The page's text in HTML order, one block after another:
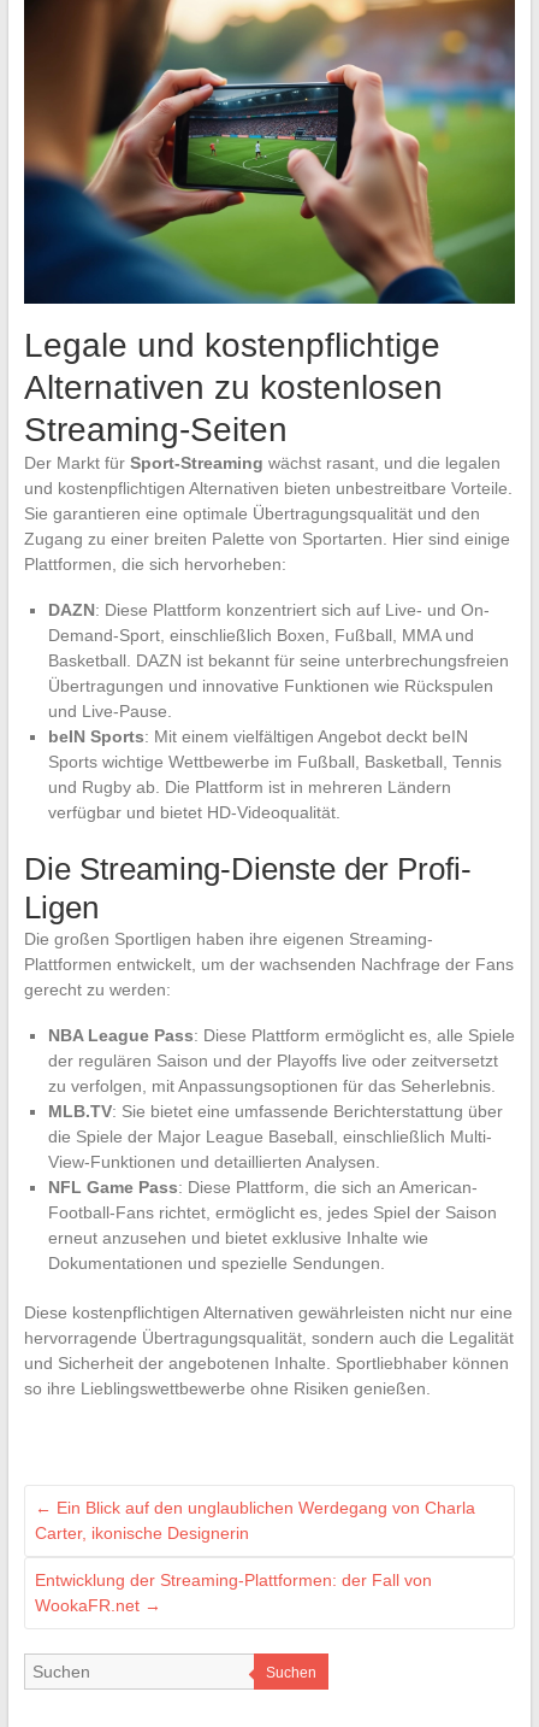
Legale und kostenpflichtige
Alternativen zu kostenlosen
Streaming-Seiten
Der Markt für Sport-Streaming wächst rasant, und die legalen
und kostenpflichtigen Alternativen bieten unbestreitbare Vorteile.
Sie garantieren eine optimale Übertragungsqualität und den
Zugang zu einer breiten Palette von Sportarten. Hier sind einige
Plattformen, die sich hervorheben:
DAZN: Diese Plattform konzentriert sich auf Live- und On-
Demand-Sport, einschließlich Boxen, Fußball, MMA und
Basketball. DAZN ist bekannt für seine unterbrechungsfreien
Übertragungen und innovative Funktionen wie Rückspulen
und Live-Pause.
beIN Sports: Mit einem vielfältigen Angebot deckt beIN
Sports wichtige Wettbewerbe im Fußball, Basketball, Tennis
und Rugby ab. Die Plattform ist in mehreren Ländern
verfügbar und bietet HD-Videoqualität.
Die Streaming-Dienste der Profi-
Ligen
Die großen Sportligen haben ihre eigenen Streaming-
Plattformen entwickelt, um der wachsenden Nachfrage der Fans
gerecht zu werden:
NBA League Pass: Diese Plattform ermöglicht es, alle Spiele
der regulären Saison und der Playoffs live oder zeitversetzt
zu verfolgen, mit Anpassungsoptionen für das Seherlebnis.
MLB.TV: Sie bietet eine umfassende Berichterstattung über
die Spiele der Major League Baseball, einschließlich Multi-
View-Funktionen und detaillierten Analysen.
NFL Game Pass: Diese Plattform, die sich an American-
Football-Fans richtet, ermöglicht es, jedes Spiel der Saison
erneut anzusehen und bietet exklusive Inhalte wie
Dokumentationen und spezielle Sendungen.
Diese kostenpflichtigen Alternativen gewährleisten nicht nur eine
hervorragende Übertragungsqualität, sondern auch die Legalität
und Sicherheit der angebotenen Inhalte. Sportliebhaber können
so ihre Lieblingswettbewerbe ohne Risiken genießen.
← Ein Blick auf den unglaublichen Werdegang von Charla
Carter, ikonische Designerin
Entwicklung der Streaming-Plattformen: der Fall von
WookaFR.net →
Suchen